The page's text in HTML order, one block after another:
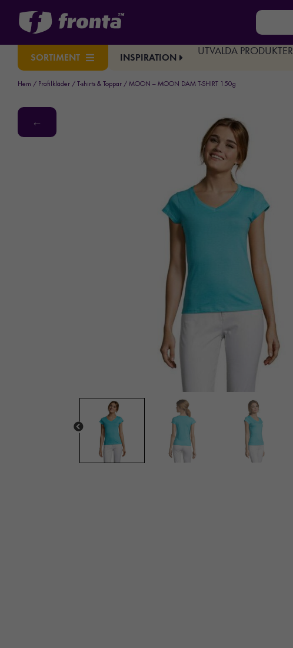
SORTIMENT INSPIRATION
UTVALDA PRODUKTER
Hem / Profilkläder / T-shirts & Toppar / MOON – MOON DAM T-SHIRT 150g
←